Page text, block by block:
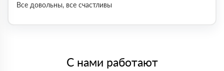
Все довольны, все счастливы
С нами работают